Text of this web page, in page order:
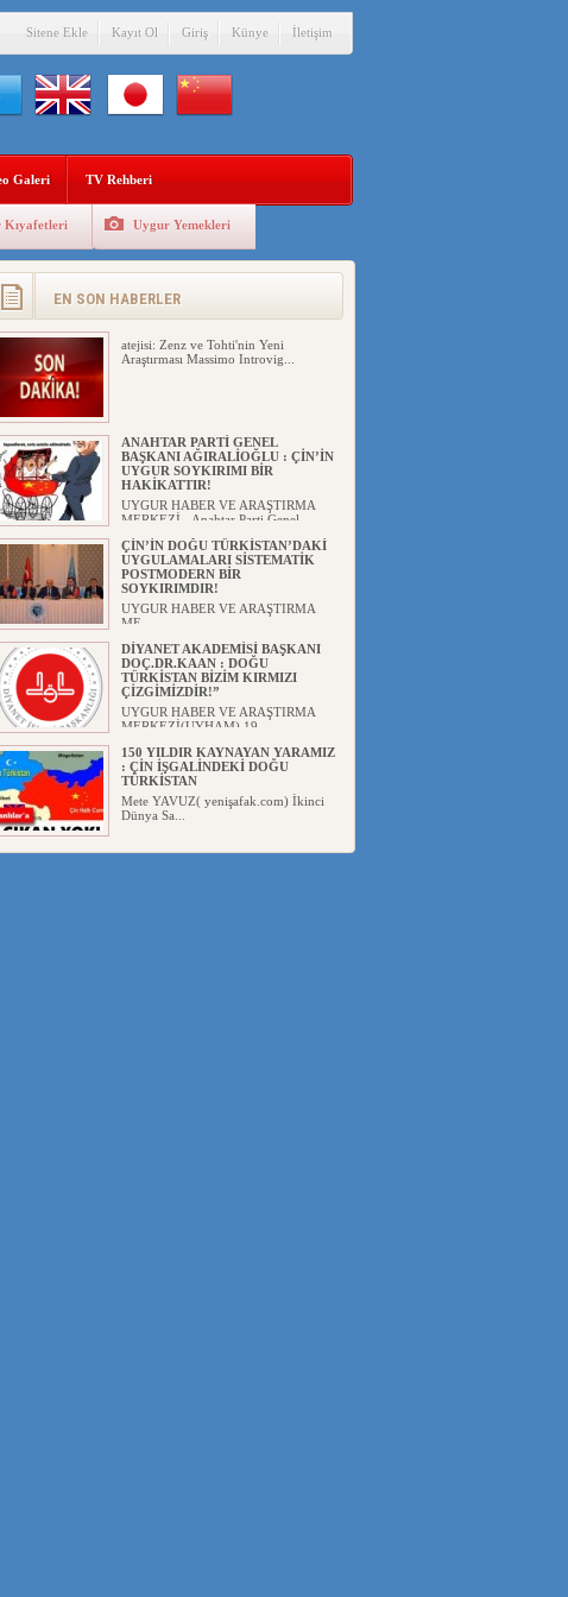
Sitene Ekle Kayıt Ol Giriş Künye İletişim
Galeri TV Rehberi
Kıyafetleri Uygur Yemekleri
EN SON HABERLER
MEŞRULAŞTIRDIĞI ÇKP DEVLET
TERÖRÜ
yönetimi 4 Ağustos 2...
PAKİSTAN,AFGANİSTAN’DA
YAŞAYAN UYGURLARA KARŞI
ÇİN İLE İŞBİRLİĞİ YAPACAK
MERKEZİ(UYHAM) İşgalci Ç...
atejisi: Zenz ve Tohti'nin Yeni
Araştırması Massimo Introvig...
ANAHTAR PARTİ GENEL
BAŞKANI AĞIRALİOĞLU : ÇİN’İN
UYGUR SOYKIRIMI BİR
HAKİKATTIR!
UYGUR HABER VE ARAŞTIRMA
MERKEZİ Anahtar Parti Genel
ÇİN’İN DOĞU TÜRKİSTAN’DAKİ
UYGULAMALARI SİSTEMATİK
POSTMODERN BİR
SOYKIRIMDIR!
UYGUR HABER VE ARAŞTIRMA
ME...
DİYANET AKADEMİSİ BAŞKANI
DOÇ.DR.KAAN : DOĞU
TÜRKİSTAN BİZİM KIRMIZI
ÇİZGİMİZDİR!”
UYGUR HABER VE ARAŞTIRMA
MERKEZİ(UYHAM) 19...
150 YILDIR KAYNAYAN YARAMIZ
: ÇİN İŞGALİNDEKİ DOĞU
TÜRKİSTAN
Mete YAVUZ( yenişafak.com) İkinci
Dünya Sa...
ÇİN’İN UYGUR POLİTİKALARINI